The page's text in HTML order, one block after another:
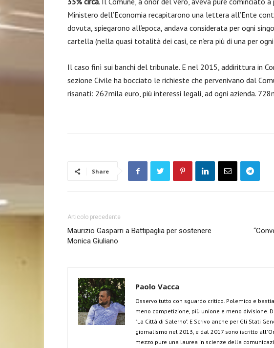
Ministero dell’Economia recapitarono una lettera all’Ente
dovuta, spiegarono all’epoca, andava considerata per ogni
cartella (nella quasi totalità dei casi, ce n’era più di una per ogni
Il caso finì sui banchi del tribunale. E nel 2015, addirittura in
sezione Civile ha bocciato le richieste che pervenivano dal
risanati: 262mila euro, più interessi legali, ad ogni azienda.
Share
Articolo precedente
Maurizio Gasparri a Battipaglia per sostenere
Monica Giuliano
Paolo Vacca
Osservo tutto con sguardo critico. Polemico e
meno competizione, più unione e meno divisione.
"La Città di Salerno". E Scrivo anche per Gli Stati
giornalismo nel 2013, e dal 2017 sono iscritto
mezzo pure una laurea in scienze della